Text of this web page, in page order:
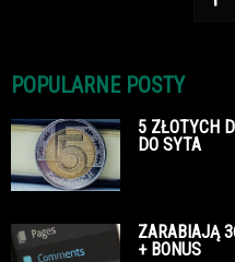
POPULARNE POSTY
5 ZŁOTYCH
DO SYTA
ZARABIAJĄ
+ BONUS